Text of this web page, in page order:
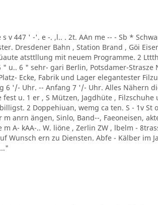
v 447 ' -'. e -. ,l.. . 2t. AAn me -- - Sb *
Dresdener Bahn , Station Brand , Göi
atsttllung mit neuem Programme. 2
u.. 6 " sehr- gari Berlin, Potsdamer-Strasze
Ecke, Fabrik und Lager elegantester
6 '/- Uhr. -- Anfang 7 '/- Uhr. Alles Nähern
u. 1 er , S Mützen, Jagdhüte , Filzschuhe
2 Doppehiuan, wemg ca ten. S - 1v St
anrn ängen, Sinlo, Band--, Faeoneisen,
A- kAA-.. W. liöne , Zerlin ZW , lbelm -
Wunsch ern zu Diensten. Abfe - Kälber im